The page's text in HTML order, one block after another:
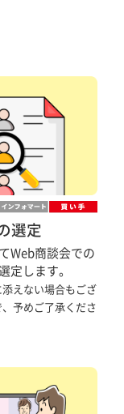
選定
Web商談会での
定します。
えない場合もござ
予めご了承くださ